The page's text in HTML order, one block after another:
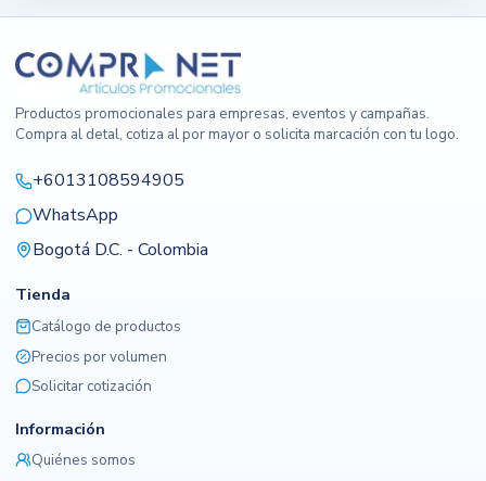
Productos promocionales para empresas, eventos y campañas.
Compra al detal, cotiza al por mayor o solicita marcación con tu logo.
+6013108594905
WhatsApp
Bogotá D.C. - Colombia
Tienda
Catálogo de productos
Precios por volumen
Solicitar cotización
Información
Quiénes somos